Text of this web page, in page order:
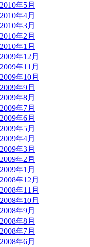
2010年5月
2010年4月
2010年3月
2010年2月
2010年1月
2009年12月
2009年11月
2009年10月
2009年9月
2009年8月
2009年7月
2009年6月
2009年5月
2009年4月
2009年3月
2009年2月
2009年1月
2008年12月
2008年11月
2008年10月
2008年9月
2008年8月
2008年7月
2008年6月